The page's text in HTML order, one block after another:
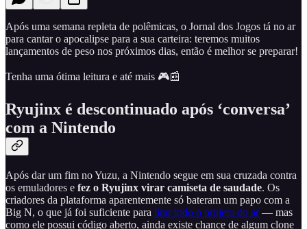
Após uma semana repleta de polêmicas, o Jornal dos Jogos tá no ar
para cantar o apocalipse para a sua carteira: teremos muitos
lançamentos de peso nos próximos dias, então é melhor se preparar!
Tenha uma ótima leitura e até mais 🎮📰
Ryujinx é descontinuado após ‘conversa’
com a Nintendo
Após dar um fim no Yuzu, a Nintendo segue em sua cruzada contra
os emuladores e fez o Ryujinx virar camiseta de saudade. Os
criadores da plataforma aparentemente só bateram um papo com a
Big N, o que já foi suficiente para tirar todo o projeto do ar— mas
como ele possui código aberto, ainda existe chance de algum clone